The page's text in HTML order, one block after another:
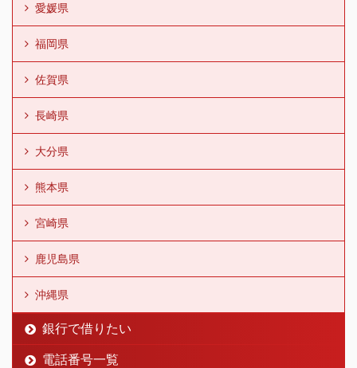
愛媛県
福岡県
佐賀県
長崎県
大分県
熊本県
宮崎県
鹿児島県
沖縄県
銀行で借りたい
電話番号一覧